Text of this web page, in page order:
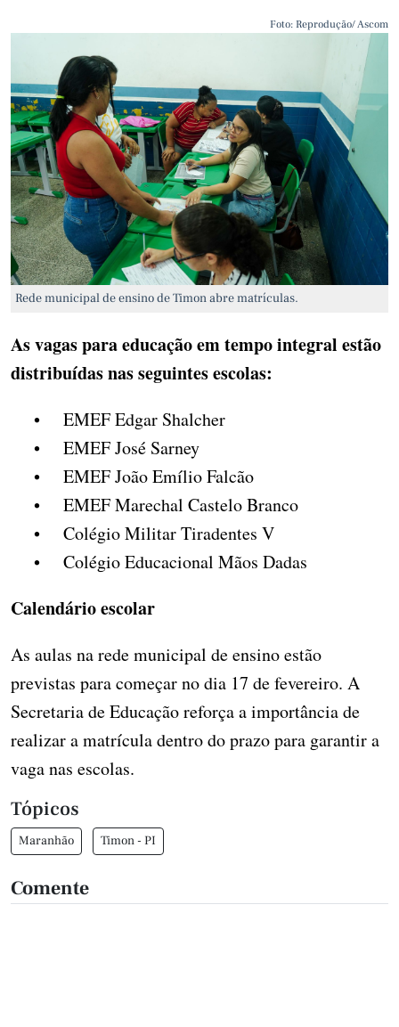
Foto: Reprodução/ Ascom
Rede municipal de ensino de Timon abre matrículas.
As vagas para educação em tempo integral estão
distribuídas nas seguintes escolas:
• EMEF Edgar Shalcher
• EMEF José Sarney
• EMEF João Emílio Falcão
• EMEF Marechal Castelo Branco
• Colégio Militar Tiradentes V
• Colégio Educacional Mãos Dadas
Calendário escolar
As aulas na rede municipal de ensino estão
previstas para começar no dia 17 de fevereiro. A
Secretaria de Educação reforça a importância de
realizar a matrícula dentro do prazo para garantir a
vaga nas escolas.
Tópicos
Maranhão Timon - PI
Comente